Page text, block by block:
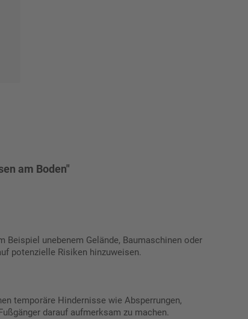
am Boden"
Beispiel unebenem Gelände, Baumaschinen oder
potenzielle Risiken hinzuweisen.
temporäre Hindernisse wie Absperrungen,
darauf aufmerksam zu machen.